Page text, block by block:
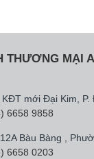
THƯƠNG MẠI
mới Đại Kim, P.
6658 9858
Bàu Bàng ,
6658 0203